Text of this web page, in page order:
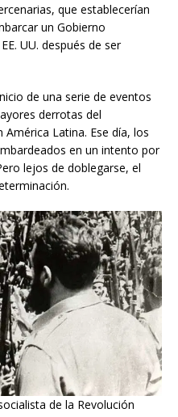
que establecerían
un Gobierno
UU. después de ser
de una serie de eventos
derrotas del
Latina. Ese día, los
en un intento por
lejos de doblegarse, el
de la Revolución